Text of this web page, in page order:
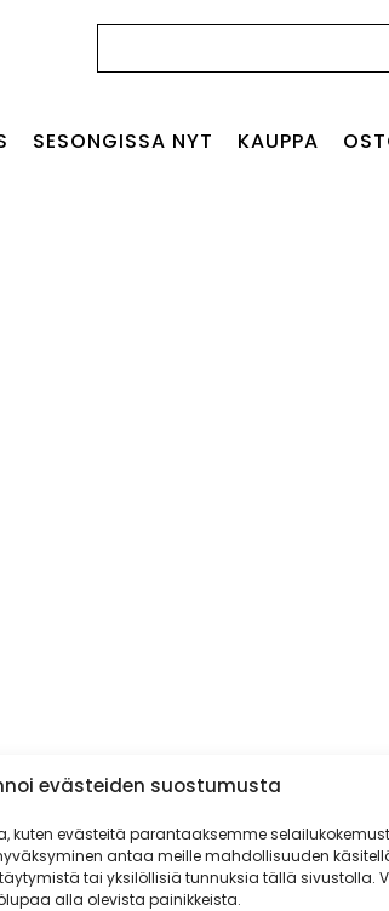
evästeiden suostumusta
kuten evästeitä parantaaksemme
antaa meille mahdollisuuden
tai yksilöllisiä tunnuksia tällä sivustolla.
alla olevista painikkeista.
SESONGISSA NYT KAUPPA